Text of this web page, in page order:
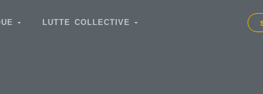
LUTTE COLLECTIVE